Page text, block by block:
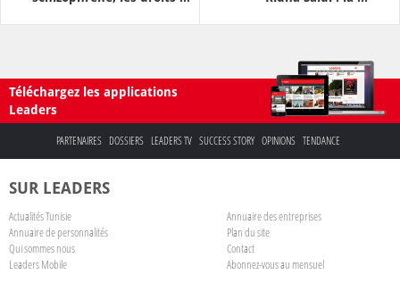
Téléchargez les applications
Leaders
PARTENAIRES DOSSIERS LEADERS TV SUCCESS STORY OPINIONS TENDANCE
SUR LEADERS
Actualités Tunisie
Annuaire des entreprises
Annuaire de personnalités
Plan du site
Qui sommes nous
Contact
Leaders Mobile
Abonnez-vous au mensuel